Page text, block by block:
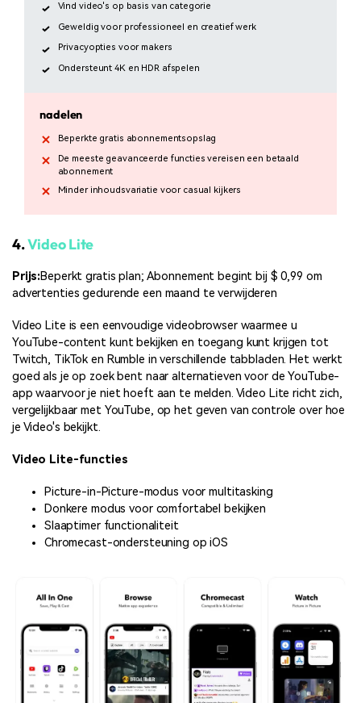
Vind video's op basis van categorie
Geweldig voor professioneel en creatief werk
Privacyopties voor makers
Ondersteunt 4K en HDR afspelen
nadelen
Beperkte gratis abonnementsopslag
De meeste geavanceerde functies vereisen een betaald
abonnement
Minder inhoudsvariatie voor casual kijkers
4.Video Lite
Prijs:Beperkt gratis plan; Abonnement begint bij $ 0,99 om
advertenties gedurende een maand te verwijderen
Video Lite is een eenvoudige videobrowser waarmee u
YouTube-content kunt bekijken en toegang kunt krijgen tot
Twitch, TikTok en Rumble in verschillende tabbladen. Het werkt
goed als je op zoek bent naar alternatieven voor de YouTube-
app waarvoor je niet hoeft aan te melden. Video Lite richt zich,
vergelijkbaar met YouTube, op het geven van controle over hoe
je Video's bekijkt.
Video Lite-functies
Picture-in-Picture-modus voor multitasking
Donkere modus voor comfortabel bekijken
Slaaptimer functionaliteit
Chromecast-ondersteuning op iOS